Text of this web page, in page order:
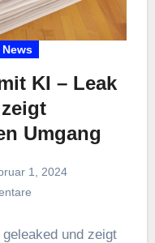
News
KI – Leak
Umgang
1, 2024
und zeigt